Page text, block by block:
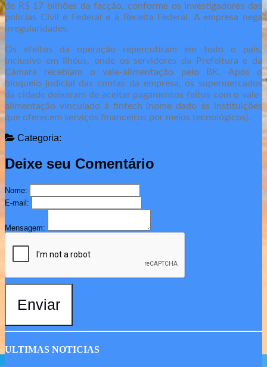
de R$ 17 bilhões da facção, conforme os investigadores das
polícias Civil e Federal e a Receita Federal. A empresa nega
irregularidades.
Os efeitos da operação repercutiram em todo o país,
inclusive em Ilhéus, onde os servidores da Prefeitura e da
Câmara recebiam o vale-alimentação pelo BK. Após o
bloqueio judicial das contas da empresa, os supermercados
da cidade deixaram de aceitar pagamentos feitos com o vale-
alimentação vinculado à fintech (nome dado às instituições
que oferecem serviços financeiros por meios tecnológicos).
Categoria:
Deixe seu Comentário
Nome:
E-mail:
Mensagem:
Enviar
ULTIMAS NOTICIAS